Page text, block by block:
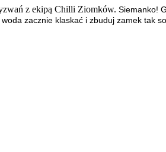
z ekipą Chilli Ziomków. Siemanko!
zacznie klaskać i zbuduj zamek tak